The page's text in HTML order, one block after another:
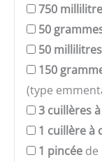
750
50
50 millilitres
150
(type
3 cuillères
1 cuillère à
1 pincée de